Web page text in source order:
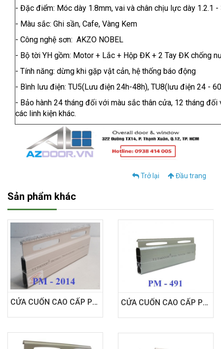
- Đặc điểm: Móc dày 1.8mm, vai và chân chịu lực dày 1.2.1
- Màu sắc: Ghi sần, Cafe, Vàng Kem
- Công nghệ sơn: AKZO NOBEL
- Bộ tời YH gồm: Motor + Lắc + Hộp ĐK + 2 Tay ĐK chống
- Tính năng: dừng khi gặp vật cản, hệ thống báo động
- Bình lưu điện: TU5(Lưu điện 24h-48h), TU8(lưu điện 24 -
- Bảo hành 24 tháng đối với màu sắc thân cửa, 12 tháng
các linh kiện khác.
Trở lại Đầu trang
Sản phẩm khác
CỬA CUỐN CAO CẤP PM2014 CỬA CUỐN CAO CẤP PM491